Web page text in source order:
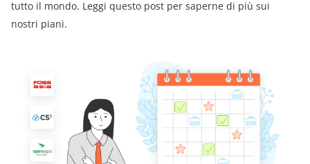
tutto il mondo. Leggi questo post per saperne di più sui
nostri piani.